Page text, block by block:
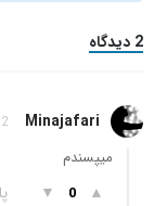
2 دیدگاه
Minajafari 2 سال قبل
میپسندم
▲
0
▼